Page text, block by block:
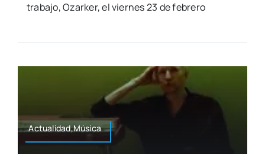
tra­ba­jo, Ozar­ker, el vier­nes 23 de febre­ro
Actualidad,Música